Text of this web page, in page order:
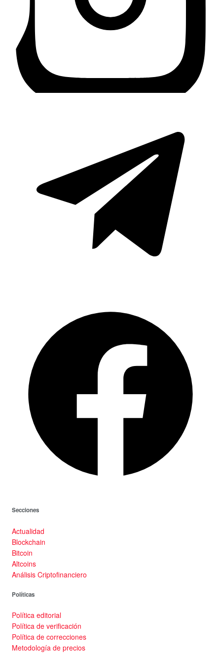
Secciones
Actualidad
Blockchain
Bitcoin
Altcoins
Análisis Criptofinanciero
Políticas
Política editorial
Política de verificación
Política de correcciones
Metodología de precios